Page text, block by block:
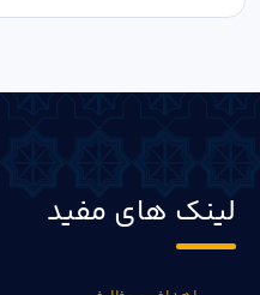
لینک های مفید